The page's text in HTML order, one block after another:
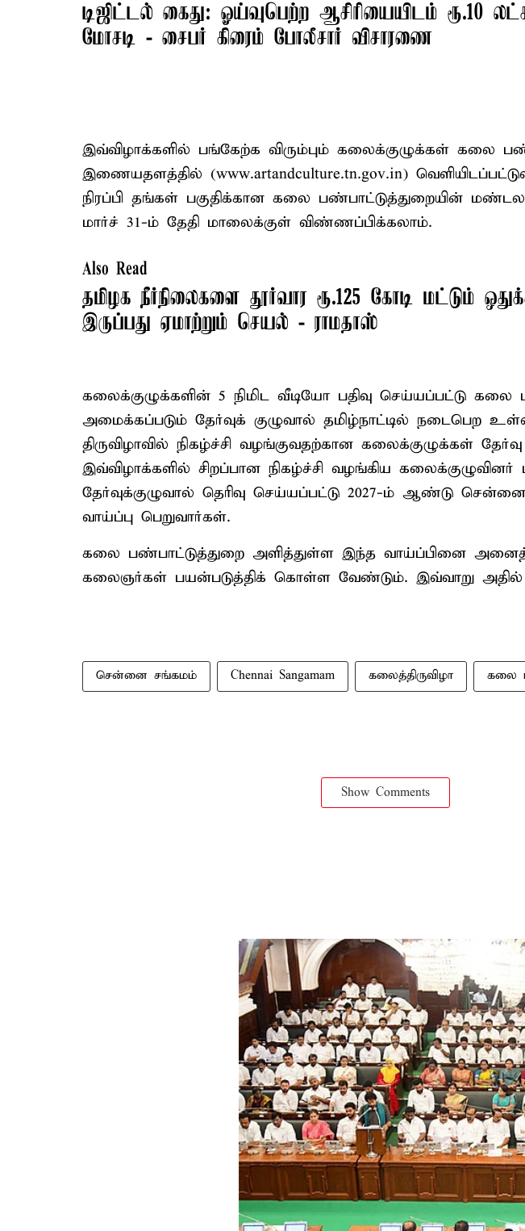
டிஜிட்டல் கைது: ஓய்வுபெற்ற ஆசிரியையிடம் ரூ.10
மோசடி - சைபர் கிரைம் போலீசார் விசாரணை
இவ்விழாக்களில் பங்கேற்க விரும்பும் கலைக்குழுக்கள் கலை
இணையதளத்தில் (www.artandculture.tn.gov.in)
நிரப்பி தங்கள் பகுதிக்கான கலை பண்பாட்டுத்துறையின்
மார்ச் 31-ம் தேதி மாலைக்குள் விண்ணப்பிக்கலாம்.
Also Read
தமிழக நீர்நிலைகளை தூர்வார ரூ.125 கோடி மட்டும்
இருப்பது ஏமாற்றும் செயல் - ராமதாஸ்
கலைக்குழுக்களின் 5 நிமிட வீடியோ பதிவு செய்யப்பட்டு கலை
அமைக்கப்படும் தேர்வுக் குழுவால் தமிழ்நாட்டில் நடைபெற
திருவிழாவில் நிகழ்ச்சி வழங்குவதற்கான கலைக்குழுக்கள்
இவ்விழாக்களில் சிறப்பான நிகழ்ச்சி வழங்கிய
தேர்வுக்குழுவால் தெரிவு செய்யப்பட்டு 2027-ம் ஆண்டு
வாய்ப்பு பெறுவார்கள்.
கலை பண்பாட்டுத்துறை அளித்துள்ள இந்த வாய்ப்பினை
கலைஞர்கள் பயன்படுத்திக் கொள்ள வேண்டும். இவ்வாறு அதில்
சென்னை சங்கமம் Chennai Sangamam கலைத்திருவிழா கலை
Show Comments